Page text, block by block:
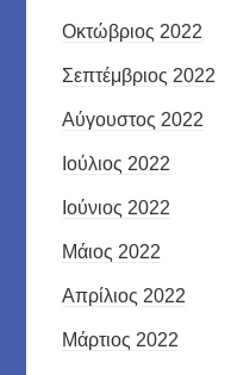
Οκτώβριος 2022
Σεπτέμβριος 2022
Αύγουστος 2022
Ιούλιος 2022
Ιούνιος 2022
Μάιος 2022
Απρίλιος 2022
Μάρτιος 2022